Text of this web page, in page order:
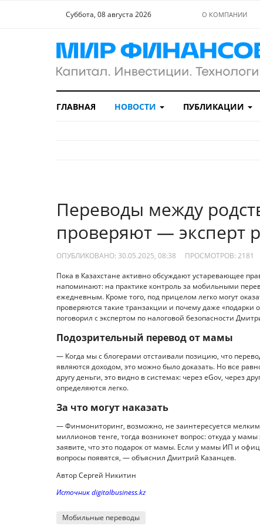
Суббота, 08 августа 2026 О КОМПАНИИ
ГЛАВНАЯ НОВОСТИ ПУБЛИКАЦИИ
Переводы между
проверяют — эксперт
ОПУБЛИКОВАНО: 30.05.2025, 08:38 ПРОСМОТРОВ: 2181
Пока в Казахстане активно обсуждают устаревающее
напоминают: на практике контроль за мобильными
ежедневным. Кроме того, под прицелом легко могут
проверяются такие транзакции и почему даже «подарки
поговорил с экспертом по налоговой безопасности
Подозрительный перевод от мамы
— Когда мы с блогерами отстаивали позицию, что
являются доходом, это можно было доказать. Но все
другу деньги, это видно в системах: через eGov, через
определяются легко.
За что могут наказать
— Финмониторинг, возможно, не заинтересуется
миллионов тенге, тогда возникнет вопрос: откуда у
заявите, что это подарок от мамы. Если у мамы ИП и
вопросы появятся, — объяснил Дмитрий Казанцев.
Автор Сергей Никитин
Источник digitalbusiness.kz
Мобильные переводы